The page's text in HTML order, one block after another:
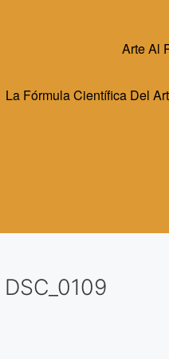
Arte Al
La Fórmula Científica Del
DSC_0109